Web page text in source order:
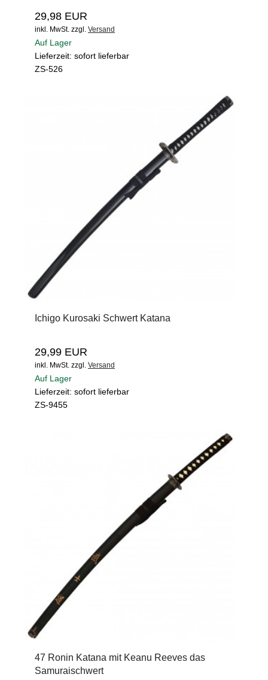
29,98 EUR
inkl. MwSt. zzgl. Versand
Auf Lager
Lieferzeit: sofort lieferbar
ZS-526
Ichigo Kurosaki Schwert Katana
29,99 EUR
inkl. MwSt. zzgl. Versand
Auf Lager
Lieferzeit: sofort lieferbar
ZS-9455
47 Ronin Katana mit Keanu Reeves das
Samuraischwert